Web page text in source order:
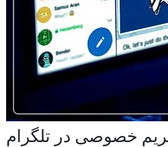
خصوصی در تلگرام